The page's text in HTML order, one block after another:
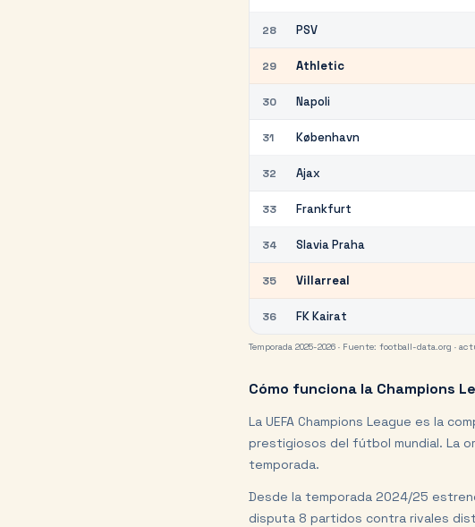
28 PSV
29 Athletic
30 Napoli
31 København
32 Ajax
33 Frankfurt
34 Slavia Praha
35 Villarreal
36 FK Kairat
Temporada 2025-2026 · Fuente: football-data.org ·
Cómo funciona la Champions
La UEFA Champions League es la
prestigiosos del fútbol mundial. La
temporada.
Desde la temporada 2024/25
disputa 8 partidos contra rivales